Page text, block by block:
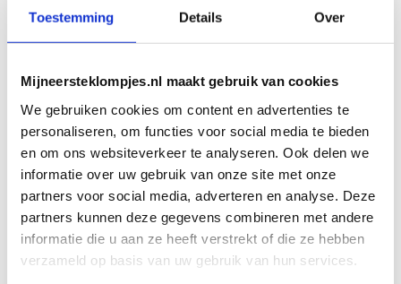
Toestemming Details Over
Mijneersteklompjes.nl maakt gebruik van cookies
We gebruiken cookies om content en advertenties te
personaliseren, om functies voor social media te bieden
en om ons websiteverkeer te analyseren. Ook delen we
informatie over uw gebruik van onze site met onze
partners voor social media, adverteren en analyse. Deze
partners kunnen deze gegevens combineren met andere
informatie die u aan ze heeft verstrekt of die ze hebben
verzameld op basis van uw gebruik van hun services.
Toevoegen aan
winkelwagen
Toevoegen aan
Geboorteklompje Tom Geboorteklompje Stijn